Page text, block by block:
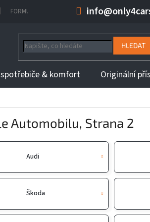
FORMULÁŘ NA ODSTOUPENÍ OD KUPNÍ SMLOUVY
HLEDAT
& komfort Originální
Automobilu, Strana 2
Audi
Škoda